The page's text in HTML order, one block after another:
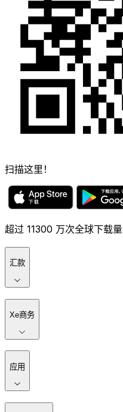
扫描这里！
超过 11300 万次全球下载量
汇款
Xe商务
应用